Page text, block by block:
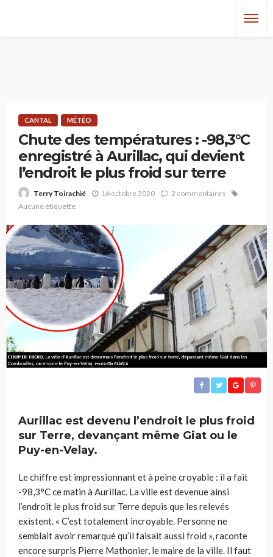
CANTAL MÉTÉO
Chute des températures : -98,3°C
enregistré à Aurillac, qui devient
l’endroit le plus froid sur terre
Terry Toirachié 16 octobre 2020
2 commentaires
Aucune étiquette
Aurillac est devenu l’endroit le plus froid
sur Terre, devançant même Giat ou le
Puy-en-Velay.
Le chiffre est impressionnant et à peine croyable : il a fait
-98,3°C ce matin à Aurillac. La ville est devenue ainsi
l’endroit le plus froid sur Terre depuis que les relevés
existent. « C’est totalement incroyable. Personne ne
semblait avoir remarqué qu’il faisait aussi froid », raconte
encore surpris Pierre Mathonier, le maire de la ville. Il faut